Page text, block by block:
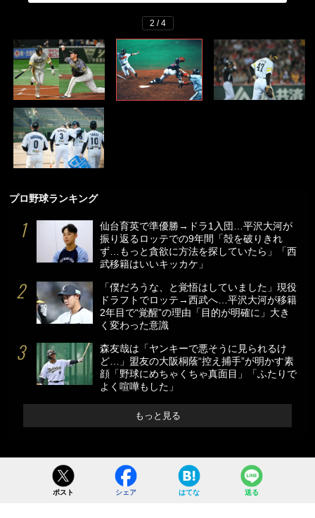
2 / 4
プロ野球ランキング
仙台育英で準優勝→ドラ1入団…平沢大河が
振り返るロッテでの9年間「殻を破りきれ
ず…もっと貪欲に方法を探していたら」「西
武移籍はいいキッカケ」
「僕だろうな、と覚悟はしていました」現役
ドラフトでロッテ→西武へ…平沢大河が移籍
2年目で“覚醒”の理由「目的が明確に」大き
く変わった意識
森友哉は「ヤンキーで悪そうに見られるけ
ど…」盟友の大阪桐蔭“控え捕手”が明かす素
顔「野球にめちゃくちゃ真面目」「ふたりで
よく喧嘩もした」
もっと見る
ポスト シェア はてな 送る